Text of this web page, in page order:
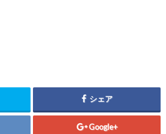
シェア
Google+